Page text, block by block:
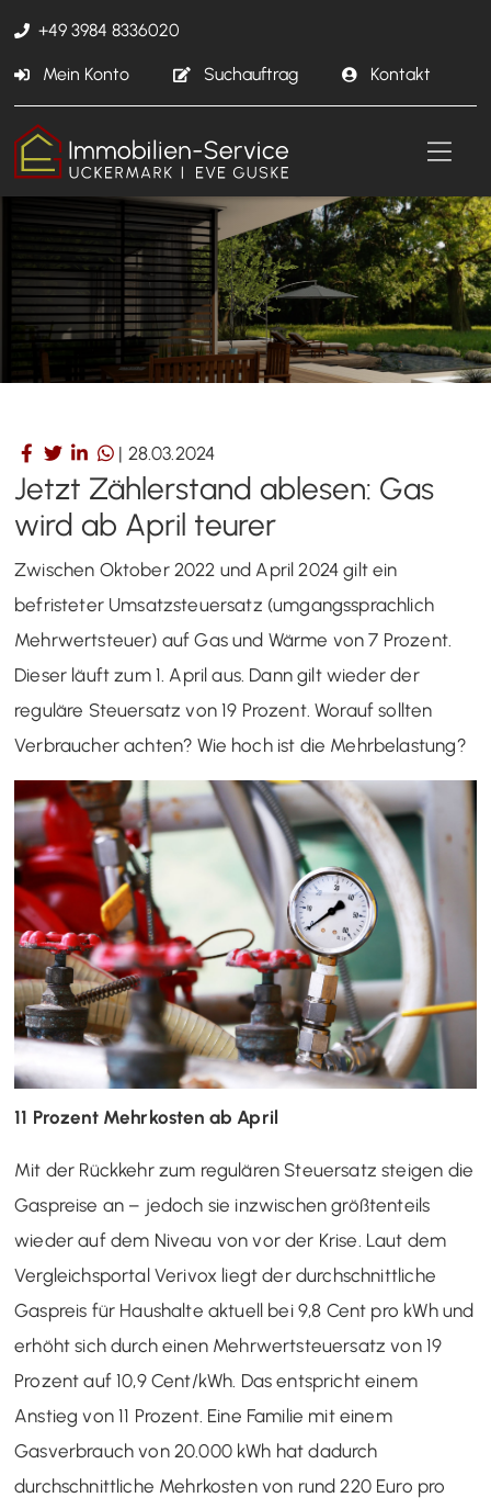
+49 3984 8336020
Mein Konto Suchauftrag Kontakt
| 28.03.2024
Jetzt Zählerstand ablesen: Gas
wird ab April teurer
Zwischen Oktober 2022 und April 2024 gilt ein
befristeter Umsatzsteuersatz (umgangssprachlich
Mehrwertsteuer) auf Gas und Wärme von 7 Prozent.
Dieser läuft zum 1. April aus. Dann gilt wieder der
reguläre Steuersatz von 19 Prozent. Worauf sollten
Verbraucher achten? Wie hoch ist die Mehrbelastung?
11 Prozent Mehrkosten ab April
Mit der Rückkehr zum regulären Steuersatz steigen die
Gaspreise an – jedoch sie inzwischen größtenteils
wieder auf dem Niveau von vor der Krise. Laut dem
Vergleichsportal Verivox liegt der durchschnittliche
Gaspreis für Haushalte aktuell bei 9,8 Cent pro kWh und
erhöht sich durch einen Mehrwertsteuersatz von 19
Prozent auf 10,9 Cent/kWh. Das entspricht einem
Anstieg von 11 Prozent. Eine Familie mit einem
Gasverbrauch von 20.000 kWh hat dadurch
durchschnittliche Mehrkosten von rund 220 Euro pro